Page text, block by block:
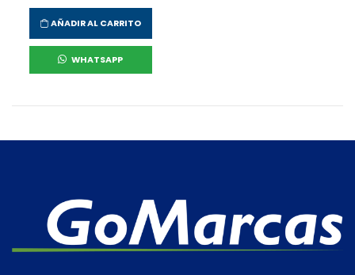
AÑADIR AL CARRITO
WHATSAPP